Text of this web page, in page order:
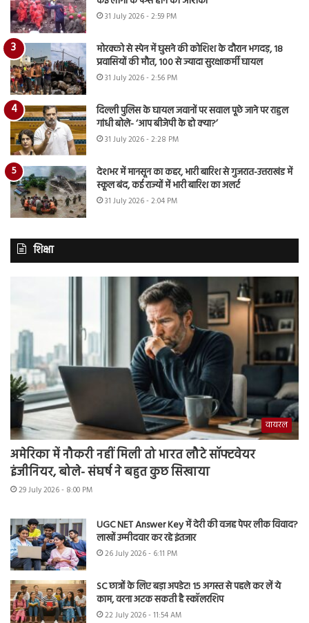
31 July 2026 - 2:59 PM
मोरक्को से स्पेन में घुसने की कोशिश के दौरान भगदड़, 18
प्रवासियों की मौत, 100 से ज्यादा सुरक्षाकर्मी घायल
31 July 2026 - 2:56 PM
दिल्ली पुलिस के घायल जवानों पर सवाल पूछे जाने पर राहुल
गांधी बोले- ‘आप बीजेपी के हो क्या?’
31 July 2026 - 2:28 PM
देशभर में मानसून का कहर, भारी बारिश से गुजरात-उत्तराखंड में
स्कूल बंद, कई राज्यों में भारी बारिश का अलर्ट
31 July 2026 - 2:04 PM
शिक्षा
वायरल
अमेरिका में नौकरी नहीं मिली तो भारत लौटे सॉफ्टवेयर
इंजीनियर, बोले- संघर्ष ने बहुत कुछ सिखाया
29 July 2026 - 8:00 PM
UGC NET Answer Key में देरी की वजह पेपर लीक विवाद?
लाखों उम्मीदवार कर रहे इंतजार
26 July 2026 - 6:11 PM
SC छात्रों के लिए बड़ा अपडेट! 15 अगस्त से पहले कर लें ये
काम, वरना अटक सकती है स्कॉलरशिप
22 July 2026 - 11:54 AM